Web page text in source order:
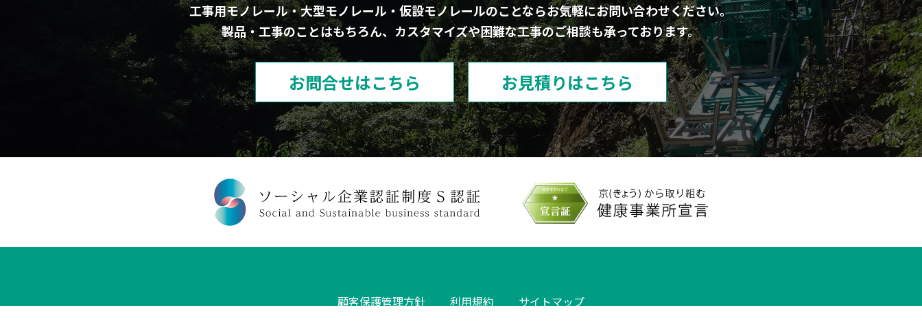
工事用モノレール・大型モノレール・仮設モノレールのことならお気軽にお問い合わせください。
製品・工事のことはもちろん、カスタマイズや困難な工事のご相談も承っております。
お問合せはこちら お見積りはこちら
顧客保護管理方針 利用規約 サイトマップ